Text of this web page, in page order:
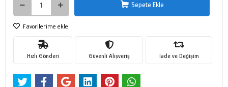
Sepete Ekle
Favorilerime ekle
Hızlı Gönderi Güvenli Alışveriş İade ve Değişim